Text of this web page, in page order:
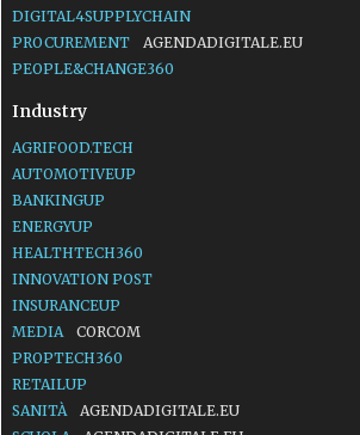
DIGITAL4SUPPLYCHAIN
PROCUREMENT
AGENDADIGITALE.EU
PEOPLE&CHANGE360
Industry
AGRIFOOD.TECH
AUTOMOTIVEUP
BANKINGUP
ENERGYUP
HEALTHTECH360
INNOVATION POST
INSURANCEUP
MEDIA
CORCOM
PROPTECH360
RETAILUP
SANITÀ
AGENDADIGITALE.EU